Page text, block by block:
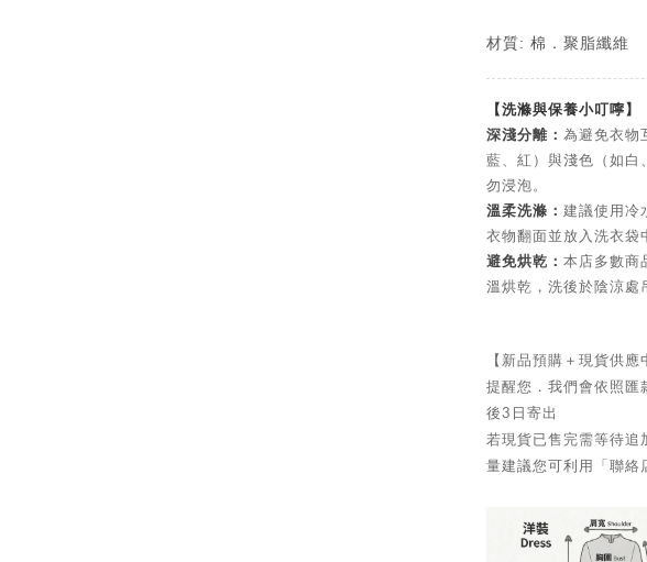
材質: 棉．聚脂纖維
【洗滌與保養小叮嚀】
深淺分離： 為避免衣物
藍、紅）與淺色（如白
勿浸泡。
溫柔洗滌： 建議使用冷
衣物翻面並放入洗衣袋
避免烘乾： 本店多數商
溫烘乾，洗後於陰涼處
【新品預購＋現貨供應
提醒您．我們會依照匯
後3日寄出
若現貨已售完需等待
量建議您可利用「聯